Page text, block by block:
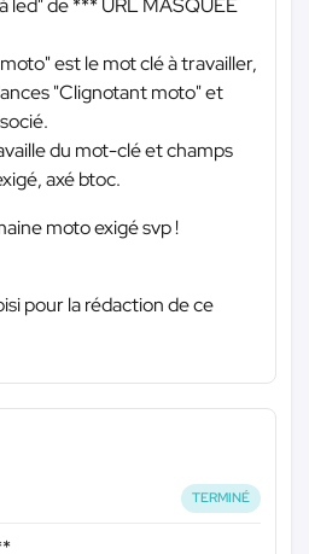
led" de*** URL MASQUÉE
est le mot clé à travailler,
"Clignotant moto" et
du mot-clé et champs
axé btoc.
moto exigé svp !
pour la rédaction de ce
TERMINÉ